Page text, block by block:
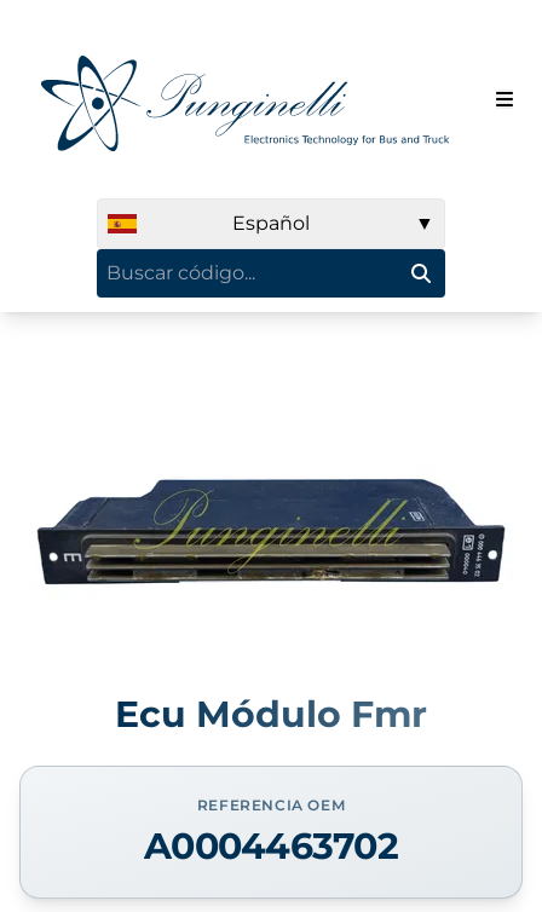
Español ▼
Ecu Módulo Fmr
REFERENCIA OEM
A0004463702